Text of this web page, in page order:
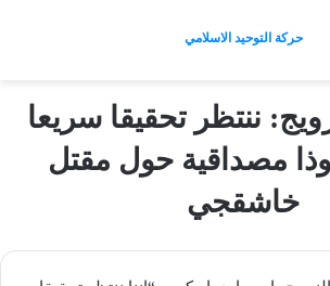
حركة التوحيد الاسلامي
ننتظر تحقيقا سريعا
مصداقية حول مقتل
خاشقجي